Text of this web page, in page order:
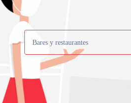
Bares y restaurantes